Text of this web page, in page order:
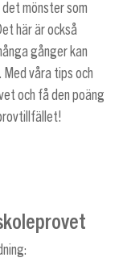
mönster som
här är också
gånger kan
våra tips och
och få den poäng